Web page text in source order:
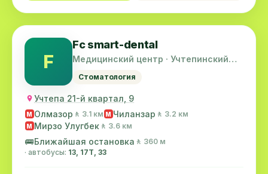
F
Fc smart-dental
Медицинский центр · Учтепинский
Стоматология
Учтепа 21-й квартал, 9
M Олмазор 🚶 3.1 км M Чиланзар 🚶 3.2 км
M Мирзо Улугбек 🚶 3.6 км
🚌Ближайшая остановка 🚶 360 м
· автобусы: 13, 17T, 33